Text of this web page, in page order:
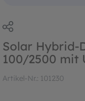
Solar Hybrid-
100/2500 mit
Artikel-Nr.: 101230